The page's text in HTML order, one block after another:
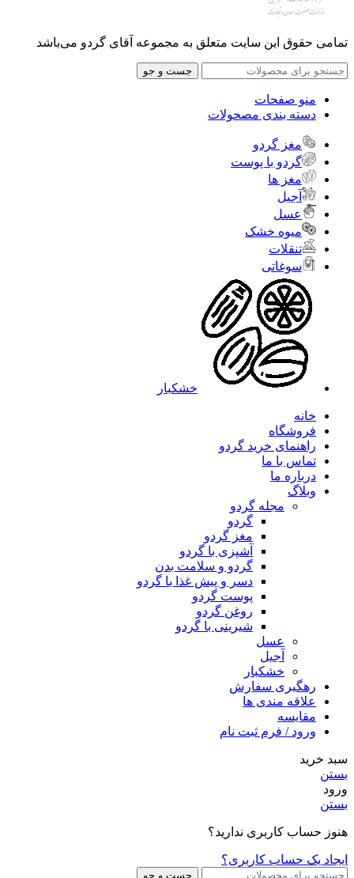
تمامی حقوق این سایت متعلق به مجموعه آقای گردو می‌باشد
جست و جو
منو صفحات
دسته بندی مصحولات
مغز گردو
گردو با پوست
مغز ها
آجیل
عسل
میوه خشک
تنقلات
سوغاتی
خشکبار
خانه
فروشگاه
راهنمای خرید گردو
تماس با ما
درباره ما
وبلاگ
مجله گردو
گردو
مغز گردو
آشپزی با گردو
گردو و سلامت بدن
دسر و پیش غذا با گردو
پوست گردو
روغن گردو
شیرینی با گردو
عسل
آجیل
خشکبار
رهگیری سفارش
علاقه مندی ها
مقایسه
ورود / فرم ثبت نام
سبد خرید
بستن
ورود
بستن
هنوز حساب کاربری ندارید؟
ایجاد یک حساب کاربری؟
جست و جو